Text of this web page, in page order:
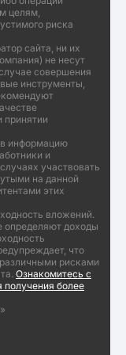
целям,
риска
сайта, ни их
не несут
совершения
инструменты,
принятии
информацию
и
участвовать
на данной
этих
вложений.
определяют доходы
что
рисками
Ознакомитесь с
получения более